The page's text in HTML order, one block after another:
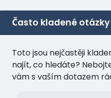
Často kladené
Toto jsou nejčastěji
najít, co hledáte?
vám s vaším dotazem